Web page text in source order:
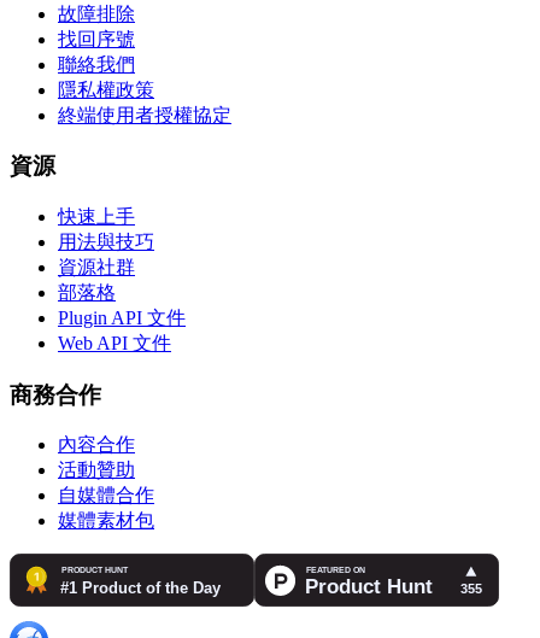
故障排除
找回序號
聯絡我們
隱私權政策
終端使用者授權協定
資源
快速上手
用法與技巧
資源社群
部落格
Plugin API 文件
Web API 文件
商務合作
內容合作
活動贊助
自媒體合作
媒體素材包